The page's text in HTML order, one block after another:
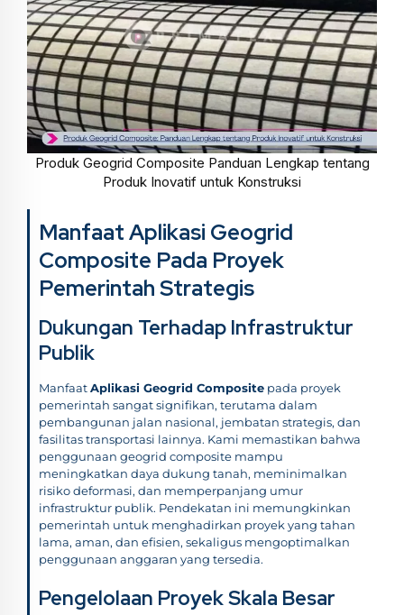
Produk Geogrid Composite Panduan Lengkap tentang
Produk Inovatif untuk Konstruksi
Manfaat Aplikasi Geogrid
Composite Pada Proyek
Pemerintah Strategis
Dukungan Terhadap Infrastruktur
Publik
ManfaatAplikasi Geogrid Composite pada proyek
pemerintah sangat signifikan, terutama dalam
pembangunan jalan nasional, jembatan strategis, dan
fasilitas transportasi lainnya. Kami memastikan bahwa
penggunaan geogrid composite mampu
meningkatkan daya dukung tanah, meminimalkan
risiko deformasi, dan memperpanjang umur
infrastruktur publik. Pendekatan ini memungkinkan
pemerintah untuk menghadirkan proyek yang tahan
lama, aman, dan efisien, sekaligus mengoptimalkan
penggunaan anggaran yang tersedia.
Pengelolaan Proyek Skala Besar